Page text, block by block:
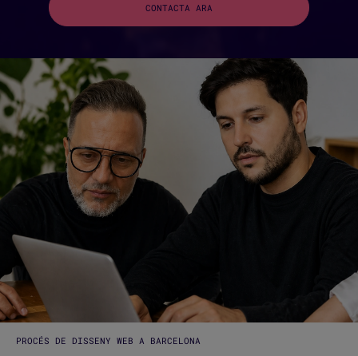
CONTACTA ARA
PROCÉS DE DISSENY WEB A BARCELONA